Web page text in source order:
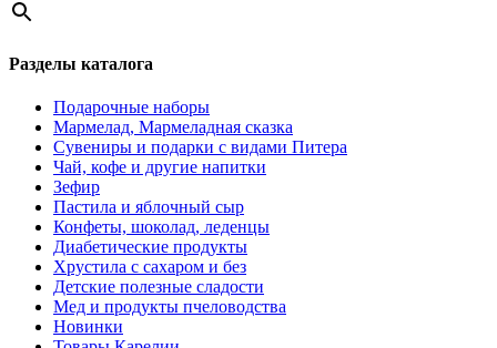
Разделы каталога
Подарочные наборы
Мармелад, Мармеладная сказка
Сувениры и подарки с видами Питера
Чай, кофе и другие напитки
Зефир
Пастила и яблочный сыр
Конфеты, шоколад, леденцы
Диабетические продукты
Хрустила с сахаром и без
Детские полезные сладости
Мед и продукты пчеловодства
Новинки